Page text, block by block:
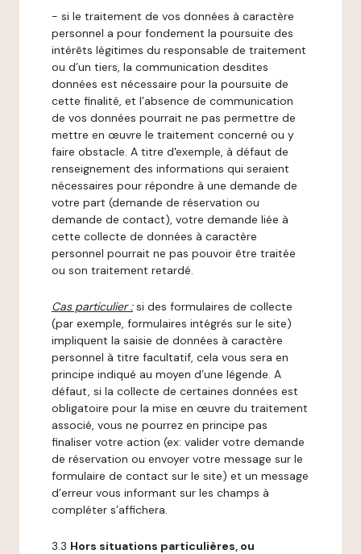
- si le traitement de vos données à caractère
personnel a pour fondement la poursuite des
intérêts légitimes du responsable de traitement
ou d’un tiers, la communication desdites
données est nécessaire pour la poursuite de
cette finalité, et l’absence de communication
de vos données pourrait ne pas permettre de
mettre en œuvre le traitement concerné ou y
faire obstacle. A titre d'exemple, à défaut de
renseignement des informations qui seraient
nécessaires pour répondre à une demande de
votre part (demande de réservation ou
demande de contact), votre demande liée à
cette collecte de données à caractère
personnel pourrait ne pas pouvoir être traitée
ou son traitement retardé.
Cas particulier : si des formulaires de collecte
(par exemple, formulaires intégrés sur le site)
impliquent la saisie de données à caractère
personnel à titre facultatif, cela vous sera en
principe indiqué au moyen d’une légende. A
défaut, si la collecte de certaines données est
obligatoire pour la mise en œuvre du traitement
associé, vous ne pourrez en principe pas
finaliser votre action (ex: valider votre demande
de réservation ou envoyer votre message sur le
formulaire de contact sur le site) et un message
d’erreur vous informant sur les champs à
compléter s’affichera.
3.3 Hors situations particulières, ou